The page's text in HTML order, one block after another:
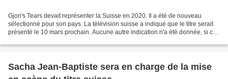
Gjon's Tears devait représenter la Suisse en 2020. Il a été de nouveau
sélectionné pour son pays. La télévision suisse a indiqué que le titre serait
présenté le 10 mars prochain. Aucune autre indication n'a été donnée, si ce
Sacha Jean-Baptiste sera en charge de la mise